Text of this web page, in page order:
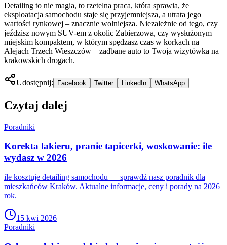
Detailing to nie magia, to rzetelna praca, która sprawia, że
eksploatacja samochodu staje się przyjemniejsza, a utrata jego
wartości rynkowej – znacznie wolniejsza. Niezależnie od tego, czy
jeździsz nowym SUV-em z okolic Zabierzowa, czy wysłużonym
miejskim kompaktem, w którym spędzasz czas w korkach na
Alejach Trzech Wieszczów – zadbane auto to Twoja wizytówka na
krakowskich drogach.
Udostępnij: Facebook Twitter LinkedIn WhatsApp
Czytaj dalej
Poradniki
Korekta lakieru, pranie tapicerki, woskowanie: ile
wydasz w 2026
ile kosztuje detailing samochodu — sprawdź nasz poradnik dla
mieszkańców Kraków. Aktualne informacje, ceny i porady na 2026
rok.
15 kwi 2026
Poradniki